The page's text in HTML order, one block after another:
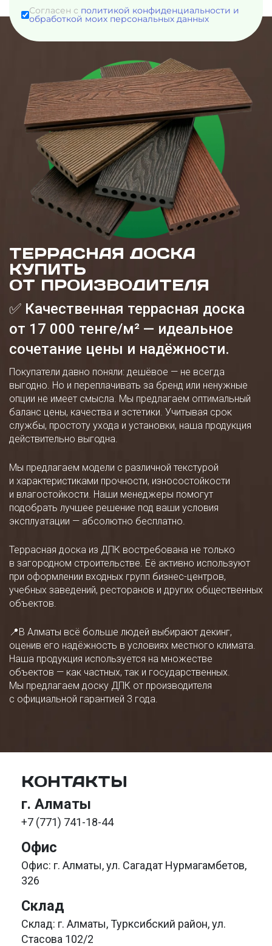
Согласен с политикой конфиденциальности и
обработкой моих персональных данных
ТЕРРАСНАЯ ДОСКА
КУПИТЬ
ОТ ПРОИЗВОДИТЕЛЯ
✅ Качественная террасная доска
от 17 000 тенге/м² — идеальное
сочетание цены и надёжности.
Покупатели давно поняли: дешёвое — не всегда
выгодно. Но и переплачивать за бренд или ненужные
опции не имеет смысла. Мы предлагаем оптимальный
баланс цены, качества и эстетики. Учитывая срок
службы, простоту ухода и установки, наша продукция
действительно выгодна.
Мы предлагаем модели с различной текстурой
и характеристиками прочности, износостойкости
и влагостойкости. Наши менеджеры помогут
подобрать лучшее решение под ваши условия
эксплуатации — абсолютно бесплатно.
Террасная доска из ДПК востребована не только
в загородном строительстве. Её активно используют
при оформлении входных групп бизнес-центров,
учебных заведений, ресторанов и других общественных
объектов.
📍В Алматы всё больше людей выбирают декинг,
оценив его надёжность в условиях местного климата.
Наша продукция используется на множестве
объектов — как частных, так и государственных.
Мы предлагаем доску ДПК от производителя
с официальной гарантией 3 года.
КОНТАКТЫ
г. Алматы
+7 (771) 741-18-44
Офис
Офис: г. Алматы, ул. Сагадат Нурмагамбетов,
326
Склад
Склад: г. Алматы, Турксибский район, ул.
Стасова 102/2